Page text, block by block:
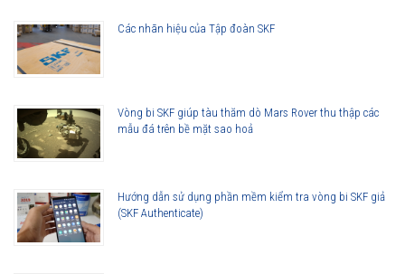
30x52x8 HMSA10 RG được phân phối chính hãng
Đại lý ủy quyền SKF chính hãng - SKF Authorized Distributor
999
Các nhãn hiệu của Tập đoàn SKF
Vòng bi SKF giúp tàu thăm dò Mars Rover thu thập các
mẫu đá trên bề mặt sao hoả
Hướng dẫn sử dụng phần mềm kiểm tra vòng bi SKF giả
(SKF Authenticate)